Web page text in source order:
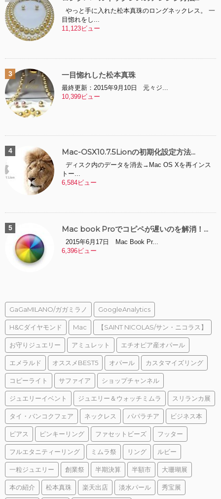
やっと手に入れた松本真珠のロングネックレス。 一
目惚れをし...
11,123ビュー
一目惚れした松本真珠
最終更新：2015年9月10日 元々ジ...
10,399ビュー
Mac-OSX10.7.5Lionの初期化設定方法...
ディスク内のデータを消去→Mac OS Xを再インス
トー...
6,584ビュー
Mac book Proでコピペが遅いのを解消！...
2015年6月17日 Mac Book Pr...
6,396ビュー
GaGaMILANO/ガガミラノ GoogleAnalytics
H&Cダイヤモンド Mac 【SAINT NICOLAS/サン・ニコラス】
お守りジュエリー アミュレット エチオピア産オパール
エメラルド オススメBEST5 オパール カスタマイズリング
コピーライト サファイア ショップチャンネル
ジュエリーイベント ジュエリー＆ウォッチミムラ スリランカ展
タイ・バンコクフェア ネックレス パパラチア ビジネス本
ピアス ピンキーリング ファセットビーズ フッター
フルエタニティーリング ミムラ祭 リング ルビー
一粒ジュエリー 創業祭 半期決算 半額市 大珊瑚展
本の紹介 松本真珠 楽天出店 淡水パール 秀宝展